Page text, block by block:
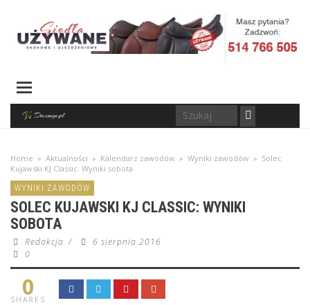
Home » Aktualności » Kalendarz zawodów » Wyniki zawodów » Solec
Kujawski KJ Classic: Wyniki sobota
WYNIKI ZAWODÓW
SOLEC KUJAWSKI KJ CLASSIC: WYNIKI
SOBOTA
Redakcja /
6 sierpnia 2016
0
0
SHARES